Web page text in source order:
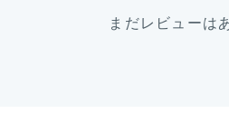
まだレビューは